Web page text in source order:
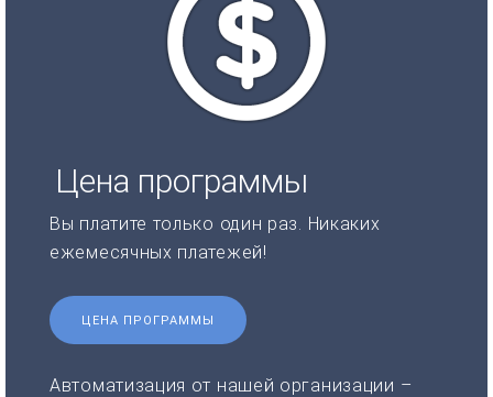
Цена программы
Вы платите только один раз. Никаких
ежемесячных платежей!
ЦЕНА ПРОГРАММЫ
Автоматизация от нашей организации –